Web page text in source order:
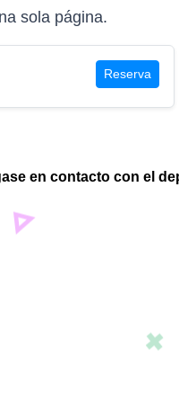
sola página.
Reserva
en contacto con el